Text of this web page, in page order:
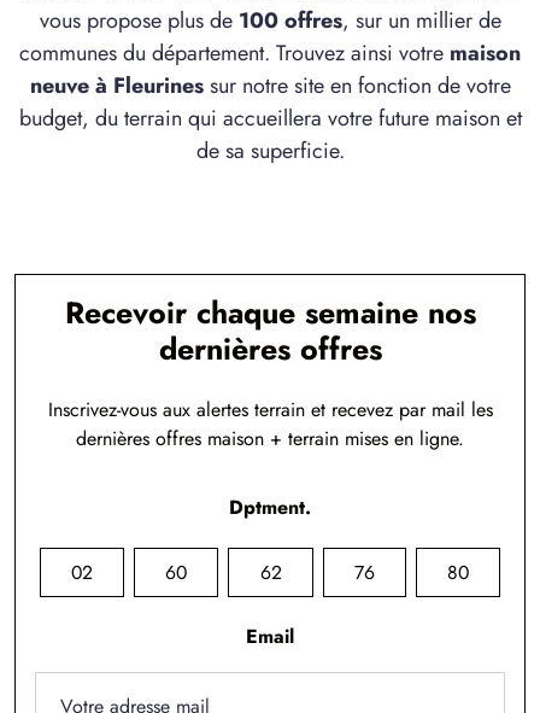
vous propose plus de 100 offres, sur un millier de
communes du département. Trouvez ainsi votre maison
neuve à Fleurinessur notre site en fonction de votre
budget, du terrain qui accueillera votre future maison et
de sa superficie.
Recevoir chaque semaine nos
dernières offres
Inscrivez-vous aux alertes terrain et recevez par mail les
dernières offres maison + terrain mises en ligne.
Dptment.
02 60 62 76 80
Email